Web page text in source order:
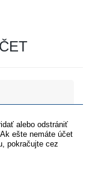
alebo odstrániť
ešte nemáte účet
pokračujte cez